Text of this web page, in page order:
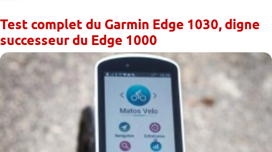
Test complet du Garmin Edge 1030, digne
successeur du Edge 1000